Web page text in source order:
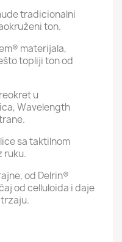
tradicionalni
ton.
materijala,
topliji ton od
u
Wavelength
sa taktilnom
ruku.
od Delrin®
od celluloida i daje